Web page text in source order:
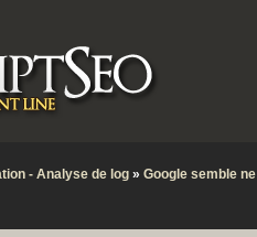
- Analyse de log » Google semble